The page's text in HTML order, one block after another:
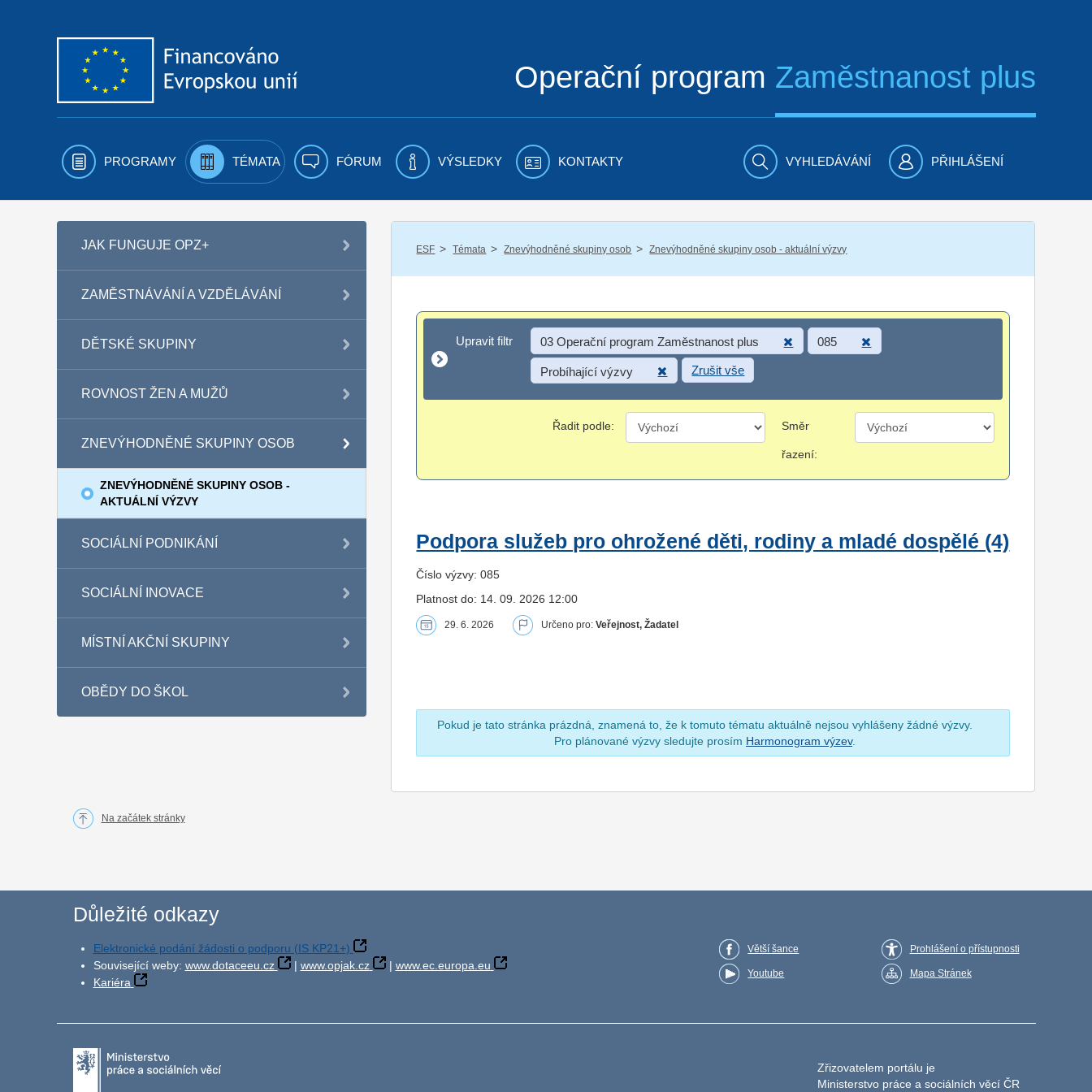
Operační program Zaměstnanost plus
PROGRAMY TÉMATA FÓRUM VÝSLEDKY KONTAKTY VYHLEDÁVÁNÍ PŘIHLÁŠENÍ
JAK FUNGUJE OPZ+
ZAMĚSTNÁVÁNÍ A VZDĚLÁVÁNÍ
DĚTSKÉ SKUPINY
ROVNOST ŽEN A MUŽŮ
ZNEVÝHODNĚNÉ SKUPINY OSOB
ZNEVÝHODNĚNÉ SKUPINY OSOB -
AKTUÁLNÍ VÝZVY
SOCIÁLNÍ PODNIKÁNÍ
SOCIÁLNÍ INOVACE
MÍSTNÍ AKČNÍ SKUPINY
OBĚDY DO ŠKOL
ESF / Témata / Znevýhodněné skupiny osob / Znevýhodněné skupiny osob - aktuální výzvy
Upravit filtr
Upravit filtr 03 Operační program Zaměstnanost plus 085
Probíhající výzvy Zrušit vše
Řadit podle: Směr
řazení:
Podpora služeb pro ohrožené děti, rodiny a mladé dospělé (4)
Číslo výzvy: 085
Platnost do: 14. 09. 2026 12:00
29. 6. 2026 Určeno pro:Veřejnost, Žadatel
Pokud je tato stránka prázdná, znamená to, že k tomuto tématu aktuálně nejsou vyhlášeny žádné výzvy.
Pro plánované výzvy sledujte prosím Harmonogram výzev.
Na začátek stránky
Důležité odkazy
Elektronické podání žádosti o podporu (IS KP21+)
Související weby: www.dotaceeu.cz | www.opjak.cz | www.ec.europa.eu
Kariéra
Větší šance
Youtube
Prohlášení o přístupnosti
Mapa Stránek
Zřizovatelem portálu je
Ministerstvo práce a sociálních věcí ČR